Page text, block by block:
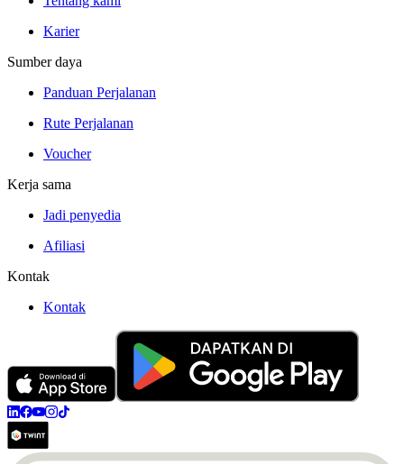
Karier
Sumber daya
Panduan Perjalanan
Rute Perjalanan
Voucher
Kerja sama
Jadi penyedia
Afiliasi
Kontak
Kontak